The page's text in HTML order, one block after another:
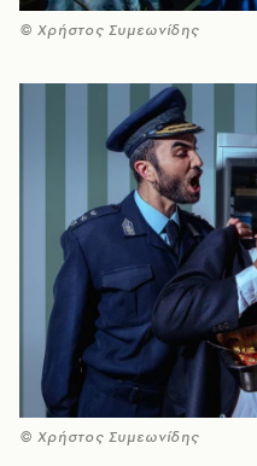
© Χρήστος Συμεωνίδης
© Χρήστος Συμεωνίδης